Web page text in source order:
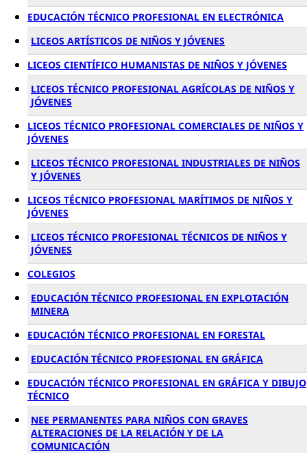
EDUCACIÓN TÉCNICO PROFESIONAL EN ELECTRÓNICA
LICEOS ARTÍSTICOS DE NIÑOS Y JÓVENES
LICEOS CIENTÍFICO HUMANISTAS DE NIÑOS Y JÓVENES
LICEOS TÉCNICO PROFESIONAL AGRÍCOLAS DE NIÑOS Y
JÓVENES
LICEOS TÉCNICO PROFESIONAL COMERCIALES DE NIÑOS Y
JÓVENES
LICEOS TÉCNICO PROFESIONAL INDUSTRIALES DE NIÑOS
Y JÓVENES
LICEOS TÉCNICO PROFESIONAL MARÍTIMOS DE NIÑOS Y
JÓVENES
LICEOS TÉCNICO PROFESIONAL TÉCNICOS DE NIÑOS Y
JÓVENES
COLEGIOS
EDUCACIÓN TÉCNICO PROFESIONAL EN EXPLOTACIÓN
MINERA
EDUCACIÓN TÉCNICO PROFESIONAL EN FORESTAL
EDUCACIÓN TÉCNICO PROFESIONAL EN GRÁFICA
EDUCACIÓN TÉCNICO PROFESIONAL EN GRÁFICA Y DIBUJO
TÉCNICO
NEE PERMANENTES PARA NIÑOS CON GRAVES
ALTERACIONES DE LA RELACIÓN Y DE LA
COMUNICACIÓN